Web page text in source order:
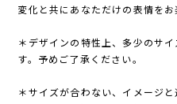
変化と共にあなただけの表情をお
＊デザインの特性上、多少のサ
す。予めご了承ください。
＊サイズが合わない、イメージ